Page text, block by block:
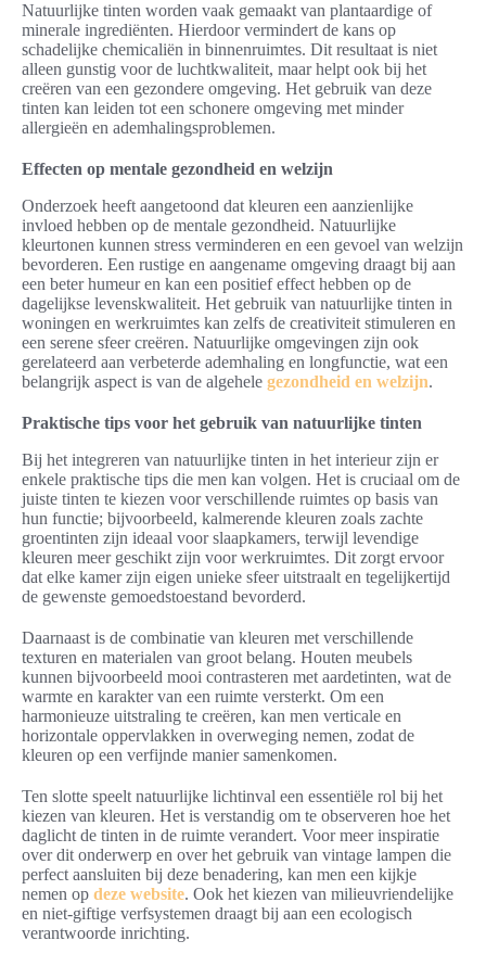
Natuurlijke tinten worden vaak gemaakt van plantaardige of
minerale ingrediënten. Hierdoor vermindert de kans op
schadelijke chemicaliën in binnenruimtes. Dit resultaat is niet
alleen gunstig voor de luchtkwaliteit, maar helpt ook bij het
creëren van een gezondere omgeving. Het gebruik van deze
tinten kan leiden tot een schonere omgeving met minder
allergieën en ademhalingsproblemen.
Effecten op mentale gezondheid en welzijn
Onderzoek heeft aangetoond dat kleuren een aanzienlijke
invloed hebben op de mentale gezondheid. Natuurlijke
kleurtonen kunnen stress verminderen en een gevoel van welzijn
bevorderen. Een rustige en aangename omgeving draagt bij aan
een beter humeur en kan een positief effect hebben op de
dagelijkse levenskwaliteit. Het gebruik van natuurlijke tinten in
woningen en werkruimtes kan zelfs de creativiteit stimuleren en
een serene sfeer creëren. Natuurlijke omgevingen zijn ook
gerelateerd aan verbeterde ademhaling en longfunctie, wat een
belangrijk aspect is van de algehele gezondheid en welzijn.
Praktische tips voor het gebruik van natuurlijke tinten
Bij het integreren van natuurlijke tinten in het interieur zijn er
enkele praktische tips die men kan volgen. Het is cruciaal om de
juiste tinten te kiezen voor verschillende ruimtes op basis van
hun functie; bijvoorbeeld, kalmerende kleuren zoals zachte
groentinten zijn ideaal voor slaapkamers, terwijl levendige
kleuren meer geschikt zijn voor werkruimtes. Dit zorgt ervoor
dat elke kamer zijn eigen unieke sfeer uitstraalt en tegelijkertijd
de gewenste gemoedstoestand bevorderd.
Daarnaast is de combinatie van kleuren met verschillende
texturen en materialen van groot belang. Houten meubels
kunnen bijvoorbeeld mooi contrasteren met aardetinten, wat de
warmte en karakter van een ruimte versterkt. Om een
harmonieuze uitstraling te creëren, kan men verticale en
horizontale oppervlakken in overweging nemen, zodat de
kleuren op een verfijnde manier samenkomen.
Ten slotte speelt natuurlijke lichtinval een essentiële rol bij het
kiezen van kleuren. Het is verstandig om te observeren hoe het
daglicht de tinten in de ruimte verandert. Voor meer inspiratie
over dit onderwerp en over het gebruik van vintage lampen die
perfect aansluiten bij deze benadering, kan men een kijkje
nemen op deze website. Ook het kiezen van milieuvriendelijke
en niet-giftige verfsystemen draagt bij aan een ecologisch
verantwoorde inrichting.